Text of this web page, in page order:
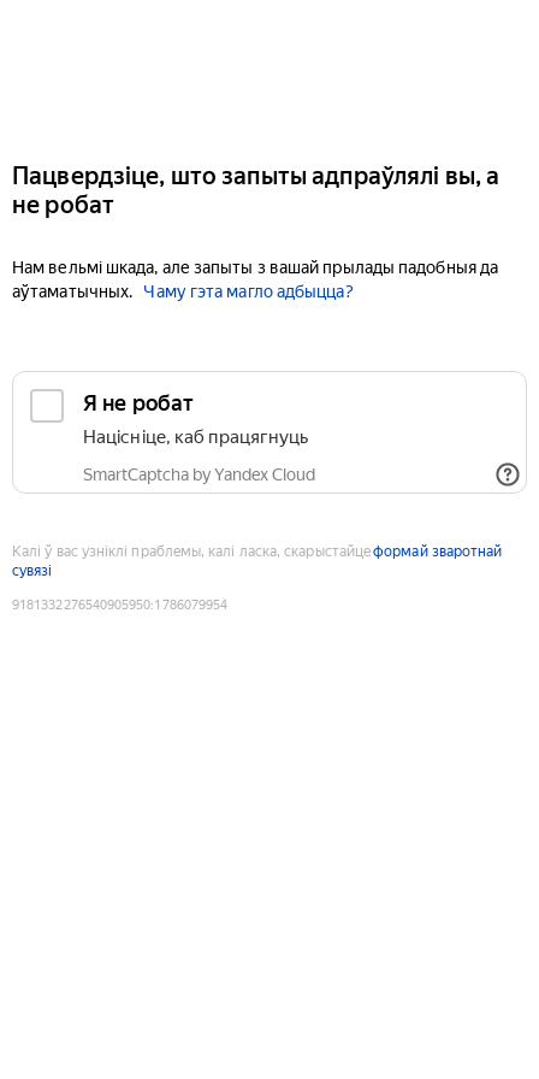
Пацвердзіце, што запыты адпраўлялі вы, а
не робат
Нам вельмі шкада, але запыты з вашай прылады падобныя да
аўтаматычных.
Чаму гэта магло адбыцца?
Я не робат
Націсніце, каб працягнуць
SmartCaptcha by Yandex Cloud
Калі ў вас узніклі праблемы, калі ласка, скарыстайцеформай зваротнай
сувязі
9181332276540905950:1786079954